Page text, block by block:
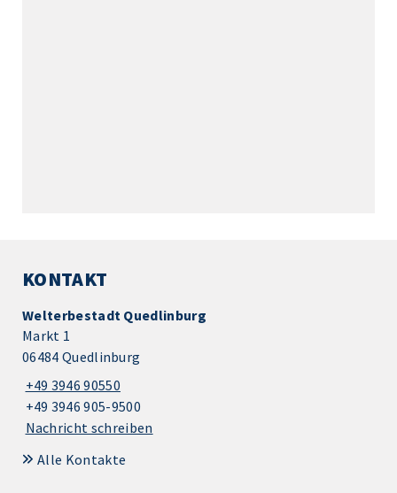
KONTAKT
Welterbestadt Quedlinburg
Markt 1
06484 Quedlinburg
+49 3946 90550
+49 3946 905-9500
Nachricht schreiben
Alle Kontakte